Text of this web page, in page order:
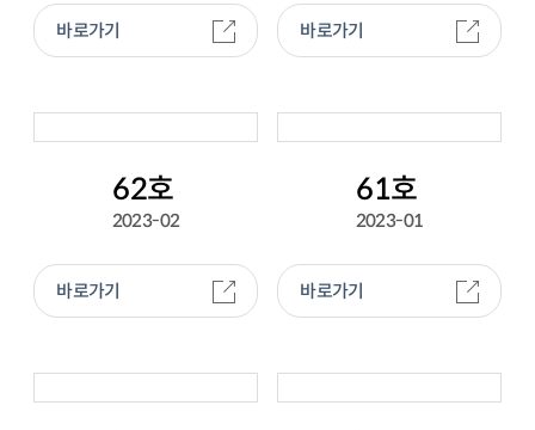
바로가기 바로가기
62호
2023-02
바로가기
61호
2023-01
바로가기